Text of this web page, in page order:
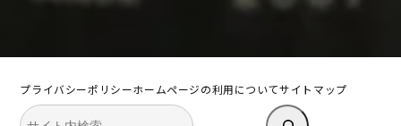
プライバシーポリシーホームページの利用についてサイトマップ
検